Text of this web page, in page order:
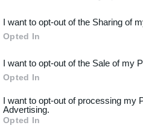
Participants
parties.
I want to opt-out of the Sharing of
Opted In
I want to opt-out of the Sale of my
Opted In
I want to opt-out of processing my
Advertising.
Opted In